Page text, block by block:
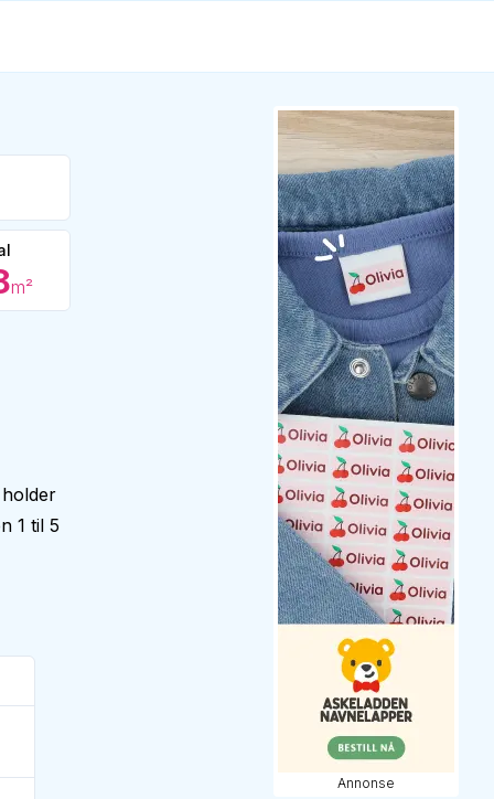
m²
1 til 5
Annonse